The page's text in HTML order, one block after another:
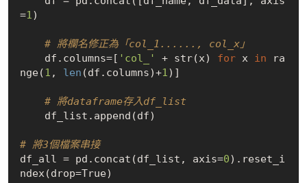
=1)
# 將欄名修正為「col_1......, col_x」
    df.columns=[
'col_' + str(x) for x in ra
nge(1 , len (df.columns)+1)]
# 將dataframe存入df_list
# 將3個檔案串接
df_all = pd.concat(df_list, axis=0).reset_i
ndex(drop=True)